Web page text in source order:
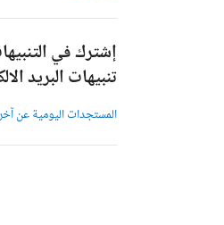
إشترك في
تنبيهات البريد
المستجدات اليومية عن